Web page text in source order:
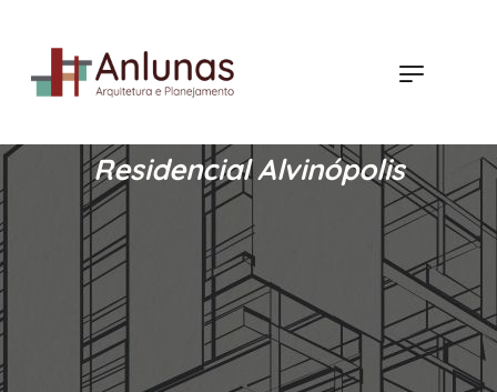
Residencial Alvinópolis